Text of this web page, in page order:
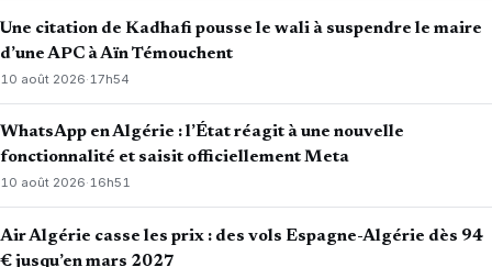
Une citation de Kadhafi pousse le wali à suspendre le maire
d’une APC à Aïn Témouchent
10 août 2026· 17h54
WhatsApp en Algérie : l’État réagit à une nouvelle
fonctionnalité et saisit officiellement Meta
10 août 2026·16h51
Air Algérie casse les prix : des vols Espagne-Algérie dès 94
€ jusqu’en mars 2027